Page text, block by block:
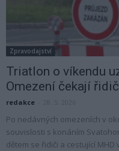
Zpravodajství
Triatlon o víkendu
Omezení čekají
redakce
Po nedávných omezeních v
souvislosti s konáním
dětem se řidiči a cestující